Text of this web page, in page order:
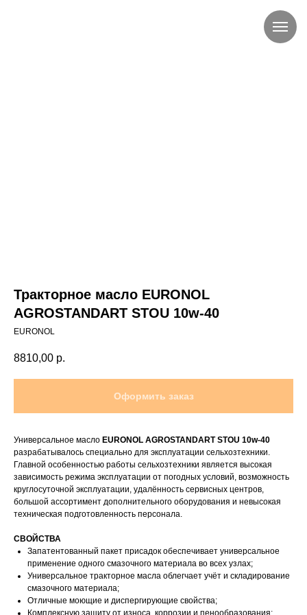
Тракторное масло EURONOL
AGROSTANDART STOU 10w-40
EURONOL
8810,00 р.
Оформить заказ
Универсальное масло EURONOL AGROSTANDART STOU 10w-40
разрабатывалось специально для эксплуатации сельхозтехники.
Главной особенностью работы сельхозтехники является высокая
зависимость режима эксплуатации от погодных условий, возможность
круглосуточной эксплуатации, удалённость сервисных центров,
большой ассортимент дополнительного оборудования и невысокая
техническая подготовленность персонала.
СВОЙСТВА
Запатентованный пакет присадок обеспечивает универсальное
применение одного смазочного материала во всех узлах;
Универсальное тракторное масла облегчает учёт и складирование
смазочного материала;
Отличные моющие и диспергирующие свойства;